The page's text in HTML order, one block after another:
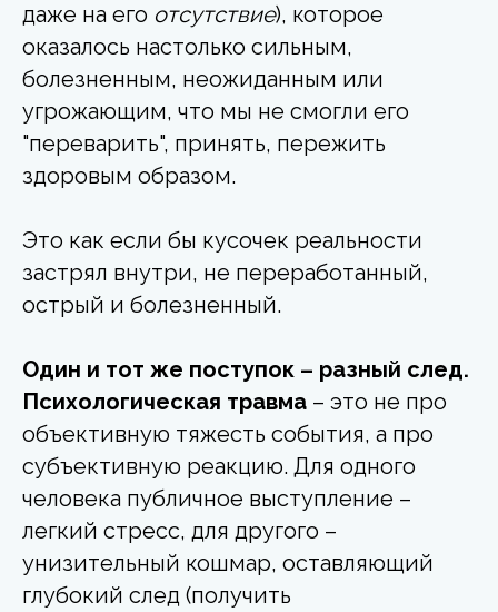
даже на его отсутствие), которое
оказалось настолько сильным,
болезненным, неожиданным или
угрожающим, что мы не смогли его
"переварить", принять, пережить
здоровым образом.
Это как если бы кусочек реальности
застрял внутри, не переработанный,
острый и болезненный.
Один и тот же поступок – разный след.
Психологическая травма – это не про
объективную тяжесть события, а про
субъективную реакцию. Для одного
человека публичное выступление –
легкий стресс, для другого –
унизительный кошмар, оставляющий
глубокий след (получить